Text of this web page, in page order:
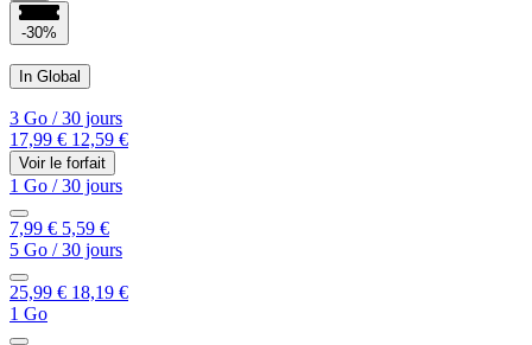
-30%
In Global
3 Go /30 jours
17,99 € 12,59 €
Voir le forfait
1 Go /30 jours
7,99 € 5,59 €
5 Go /30 jours
25,99 € 18,19 €
1 Go